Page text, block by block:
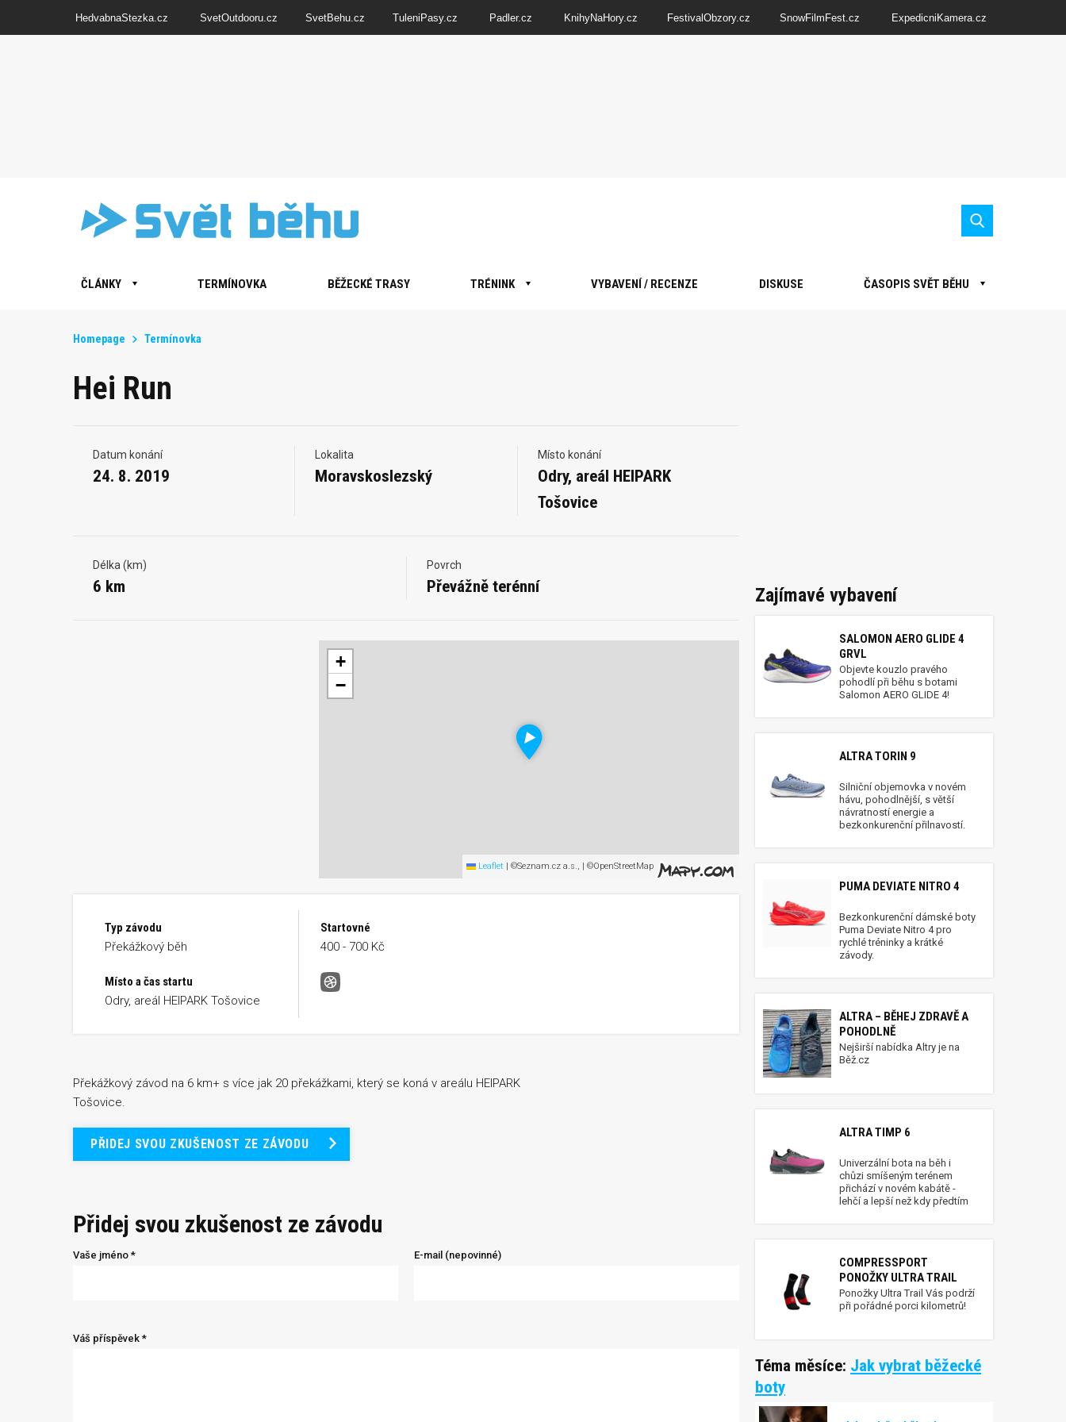
HedvabnaStezka.cz SvetOutdooru.cz SvetBehu.cz TuleniPasy.cz Padler.cz KnihyNaHory.cz FestivalObzory.cz SnowFilmFest.cz ExpedicniKamera.cz
ČLÁNKY TERMÍNOVKA BĚŽECKÉ TRASY TRÉNINK VYBAVENÍ / RECENZE DISKUSE ČASOPIS SVĚT BĚHU
Homepage Termínovka
Hei Run
Datum konání
24. 8. 2019
Lokalita
Moravskoslezský
Místo konání
Odry, areál HEIPARK
Tošovice
Délka (km)
6 km
Povrch
Převážně terénní
+
−
Leaflet | ©Seznam.cz a.s., | ©OpenStreetMap
Typ závodu
Překážkový běh
Místo a čas startu
Odry, areál HEIPARK Tošovice
Startovné
400 - 700 Kč
Hei Run
Překážkový závod na 6 km+ s více jak 20 překážkami, který se koná v areálu HEIPARK
Tošovice.
PŘIDEJ SVOU ZKUŠENOST ZE ZÁVODU
Přidej svou zkušenost ze závodu
Vaše jméno * E-mail (nepovinné)
Váš příspěvek *
Zajímavé vybavení
SALOMON AERO GLIDE 4
GRVL
Objevte kouzlo pravého
pohodlí při běhu s botami
Salomon AERO GLIDE 4!
ALTRA TORIN 9
Silniční objemovka v novém
hávu, pohodlnější, s větší
návratností energie a
bezkonkurenční přilnavostí.
PUMA DEVIATE NITRO 4
Bezkonkurenční dámské boty
Puma Deviate Nitro 4 pro
rychlé tréninky a krátké
závody.
ALTRA – BĚHEJ ZDRAVĚ A
POHODLNĚ
Nejširší nabídka Altry je na
Běž.cz
ALTRA TIMP 6
Univerzální bota na běh i
chůzi smíšeným terénem
přichází v novém kabátě -
lehčí a lepší než kdy předtím
COMPRESSPORT
PONOŽKY ULTRA TRAIL
Ponožky Ultra Trail Vás podrží
při pořádné porci kilometrů!
Téma měsíce: Jak vybrat běžecké
boty